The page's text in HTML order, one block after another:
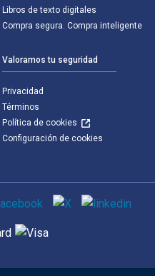
Libros de texto digitales
Compra segura. Compra inteligente
Valoramos tu seguridad
Privacidad
Términos
Política de cookies
Configuración de cookies